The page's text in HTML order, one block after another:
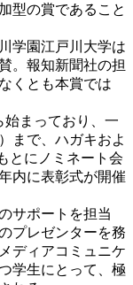
型の賞であること
学園江戸川大学は
。報知新聞社の担
くとも本賞では
まっており、一
まで、ハガキおよ
とにノミネート会
内に表彰式が開催
サポートを担当
プレゼンターを務
ディアコミュニケ
学生にとって、極